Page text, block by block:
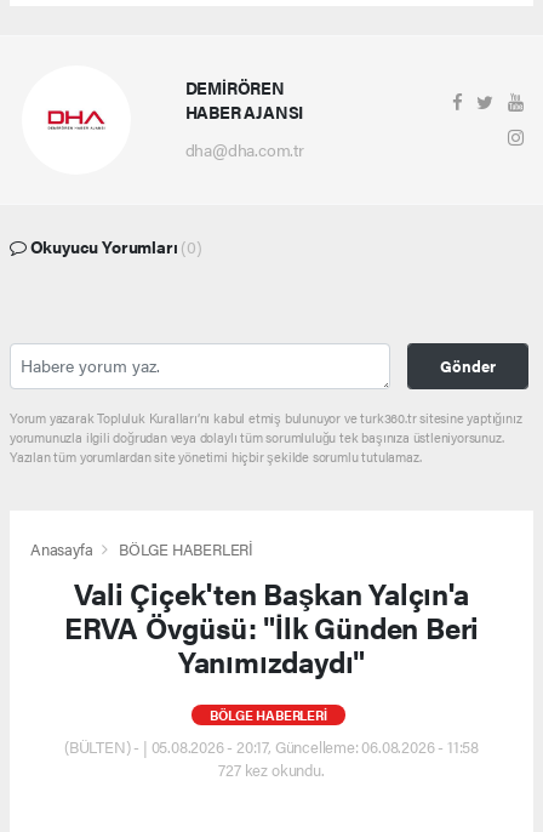
DEMİRÖREN
HABER AJANSI
dha@dha.com.tr
Okuyucu Yorumları (0)
Gönder
Yorum yazarak Topluluk Kuralları’nı kabul etmiş bulunuyor ve turk360.tr sitesine yaptığınız
yorumunuzla ilgili doğrudan veya dolaylı tüm sorumluluğu tek başınıza üstleniyorsunuz.
Yazılan tüm yorumlardan site yönetimi hiçbir şekilde sorumlu tutulamaz.
Anasayfa BÖLGE HABERLERİ
Vali Çiçek'ten Başkan Yalçın'a
ERVA Övgüsü: "İlk Günden Beri
Yanımızdaydı"
BÖLGE HABERLERİ
(BÜLTEN) - | 05.08.2026 - 20:17, Güncelleme: 06.08.2026 - 11:58
727 kez okundu.